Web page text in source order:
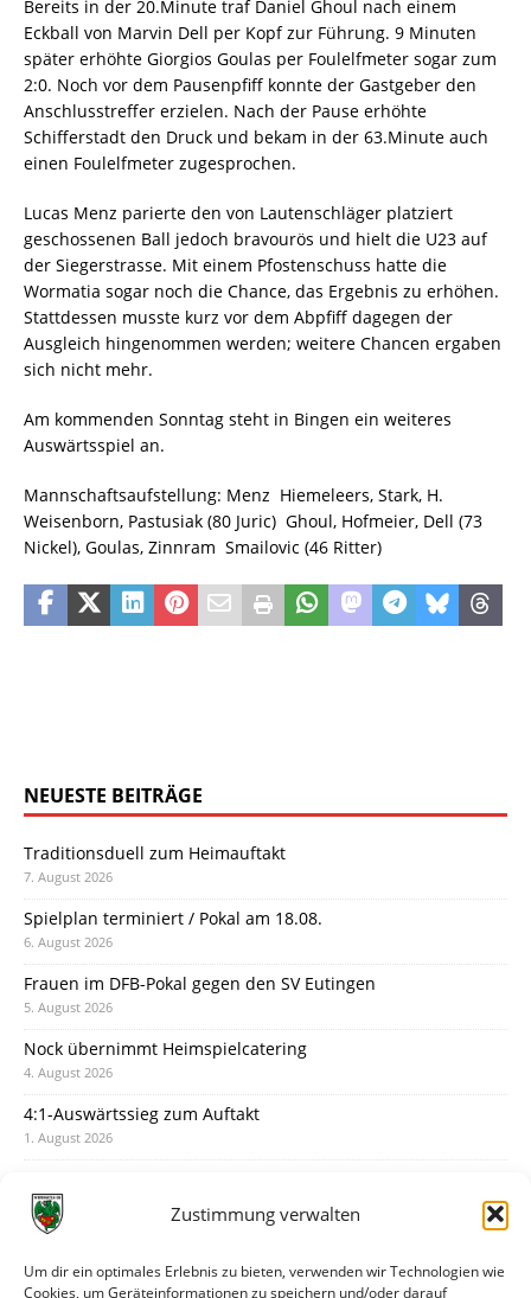
Zustimmung verwalten
Um dir ein optimales Erlebnis zu bieten, verwenden wir Technologien wie
Cookies, um Geräteinformationen zu speichern und/oder darauf
Bereits in der 20.Minute traf Daniel Ghoul nach einem
Eckball von Marvin Dell per Kopf zur Führung. 9 Minuten
später erhöhte Giorgios Goulas per Foulelfmeter sogar zum
2:0. Noch vor dem Pausenpfiff konnte der Gastgeber den
Anschlusstreffer erzielen. Nach der Pause erhöhte
Schifferstadt den Druck und bekam in der 63.Minute auch
einen Foulelfmeter zugesprochen.
Lucas Menz parierte den von Lautenschläger platziert
geschossenen Ball jedoch bravourös und hielt die U23 auf
der Siegerstrasse. Mit einem Pfostenschuss hatte die
Wormatia sogar noch die Chance, das Ergebnis zu erhöhen.
Stattdessen musste kurz vor dem Abpfiff dagegen der
Ausgleich hingenommen werden; weitere Chancen ergaben
sich nicht mehr.
Am kommenden Sonntag steht in Bingen ein weiteres
Auswärtsspiel an.
Mannschaftsaufstellung: Menz  Hiemeleers, Stark, H.
Weisenborn, Pastusiak (80 Juric)  Ghoul, Hofmeier, Dell (73
Nickel), Goulas, Zinnram  Smailovic (46 Ritter)
NEUESTE BEITRÄGE
Traditionsduell zum Heimauftakt
7. August 2026
Spielplan terminiert / Pokal am 18.08.
6. August 2026
Frauen im DFB-Pokal gegen den SV Eutingen
5. August 2026
Nock übernimmt Heimspielcatering
4. August 2026
4:1-Auswärtssieg zum Auftakt
1. August 2026
31. Juli 2026
30. Juli 2026